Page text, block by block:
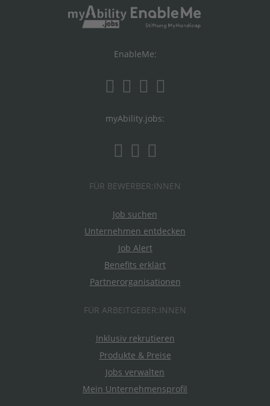
EnableMe:
myAbility.jobs:
FÜR BEWERBER:INNEN
Job suchen
Unternehmen entdecken
Job Alert
Benefits erklärt
Partnerorganisationen
FÜR ARBEITGEBER:INNEN
Inklusiv rekrutieren
Produkte & Preise
Jobs verwalten
Mein Unternehmensprofil